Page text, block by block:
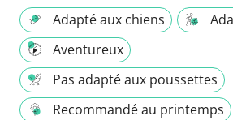
Adapté aux chiens
Aventureux
Pas adapté aux poussettes
Recommandé au printemps